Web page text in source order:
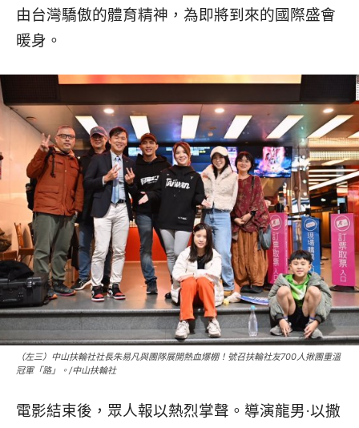
由台灣驕傲的體育精神，為即將到來的國際盛會
暖身。
（左三）中山扶輪社社長朱易凡與團隊展開熱血爆棚！號召扶輪社友700人揪團重溫
冠軍「路」。/中山扶輪社
電影結束後，眾人報以熱烈掌聲。導演龍男·以撒